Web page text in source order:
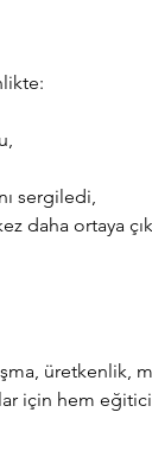
sergiledi,
daha ortaya
üretkenlik,
için hem